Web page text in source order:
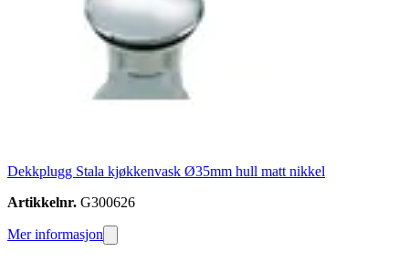
Dekkplugg Stala kjøkkenvask Ø35mm hull matt nikkel
Artikkelnr. G300626
Mer informasjon